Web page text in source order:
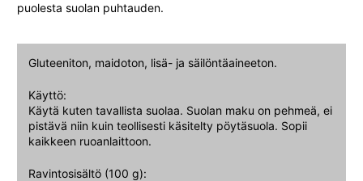
puolesta suolan puhtauden.
Gluteeniton, maidoton, lisä- ja säilöntäaineeton.
Käyttö:
Käytä kuten tavallista suolaa. Suolan maku on pehmeä, ei
pistävä niin kuin teollisesti käsitelty pöytäsuola. Sopii
kaikkeen ruoanlaittoon.
Ravintosisältö (100 g):